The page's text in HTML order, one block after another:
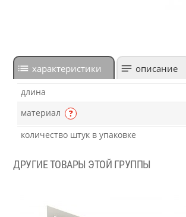
характеристики описание
длина
материал
?
количество штук в упаковке
ДРУГИЕ ТОВАРЫ ЭТОЙ ГРУППЫ